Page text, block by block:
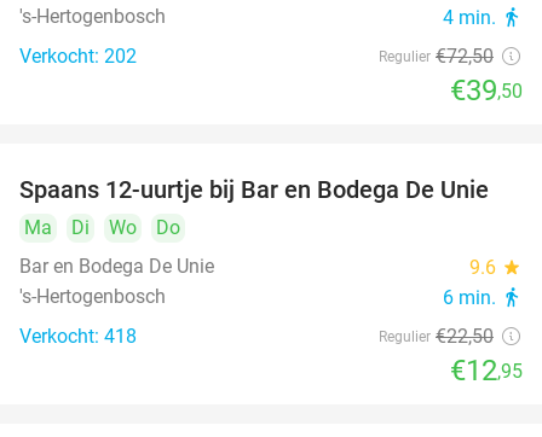
's-Hertogenbosch 4 min. directions_walk
Verkocht: 202 Regulier €72,50
€39,50
42%
Spaans 12-uurtje bij Bar en Bodega De Unie
Ma Di Wo
Do
Bar en Bodega De Unie
9.6 star
's-Hertogenbosch 6 min. directions_walk
Verkocht: 418 Regulier €22,50
€12,95